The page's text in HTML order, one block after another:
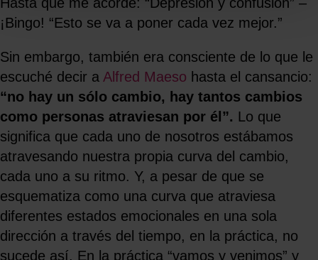
¡Bingo! “Esto se va a poner cada vez mejor.”
Sin embargo, también era consciente de lo que le
escuché decir a Alfred Maeso hasta el cansancio:
“no hay un sólo cambio, hay tantos cambios
como personas atraviesan por él”. Lo que
significa que cada uno de nosotros estábamos
atravesando nuestra propia curva del cambio,
cada uno a su ritmo. Y, a pesar de que se
esquematiza como una curva que atraviesa
diferentes estados emocionales en una sola
dirección a través del tiempo, en la práctica, no
sucede así. En la práctica “vamos y venimos” y